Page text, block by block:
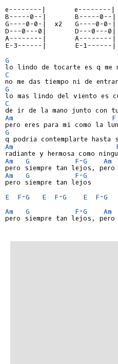
e--------|       e--------
B-----0--|       B-----
G----0-0-|  x2   G----0-0-
D---0---0|       D---0---
A--------|       A--------
E-3------|       E-
G
C
G
C
Am
F
G
Am
Am
G F-G Am
Am
G F-G
pero siempre tan lejos
E
F-G E F-G E F-G
Am
G F-G Am
pero siempre tan lejos,